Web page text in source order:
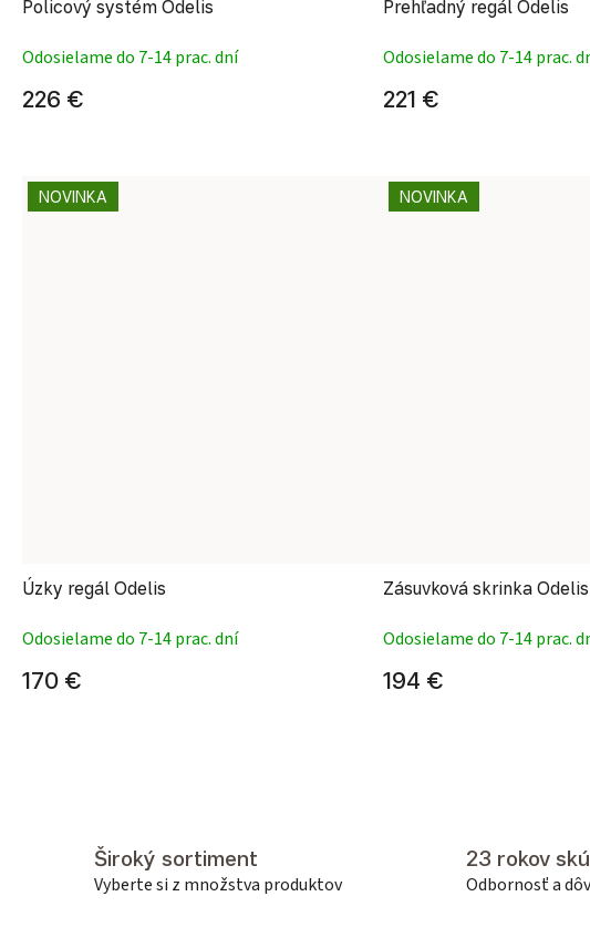
Policový systém Odelis
Odosielame do 7-14 prac. dní
226 €
Prehľadný regál Odelis
Odosielame do 7-14 prac.
221 €
NOVINKA
Úzky regál Odelis
Odosielame do 7-14 prac. dní
170 €
NOVINKA
Zásuvková skrinka Odelis
Odosielame do 7-14 prac.
194 €
Široký sortiment
Vyberte si z množstva produktov
23 rokov
Odbornosť a